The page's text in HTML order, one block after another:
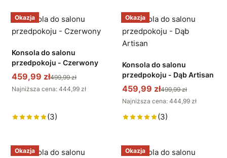
Okazja
Konsola do salonu
przedpokoju - Czerwony
459,99 zł499,99 zł
Najniższa cena: 444,99 zł
(3)
Okazja
Konsola do salonu
przedpokoju - Dąb Artisan
459,99 zł499,99 zł
Najniższa cena: 444,99 zł
(3)
Okazja Okazja